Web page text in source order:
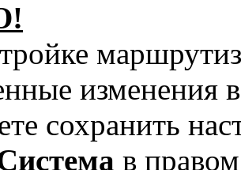
изменения
сохранить
в